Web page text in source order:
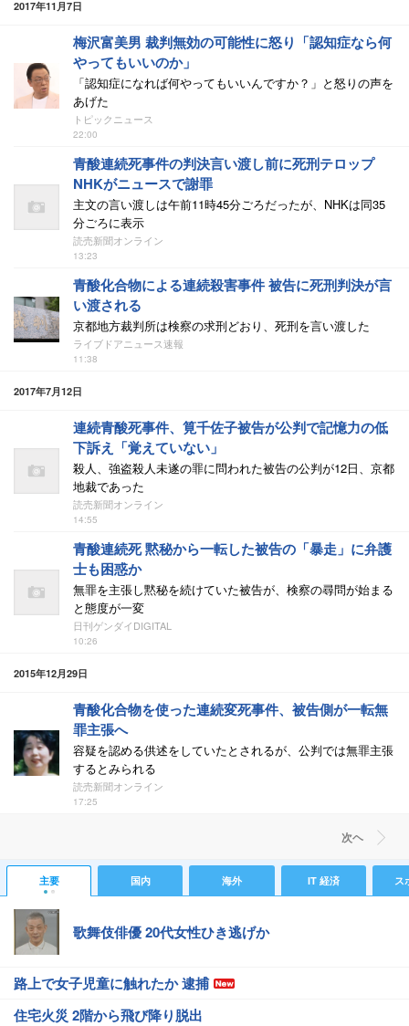
2017年11月7日
梅沢富美男 裁判無効の可能性に怒り「認知症なら何
やってもいいのか」
「認知症になれば何やってもいいんですか？」と怒りの声を
あげた
トピックニュース
22:00
青酸連続死事件の判決言い渡し前に死刑テロップ
NHKがニュースで謝罪
主文の言い渡しは午前11時45分ごろだったが、NHKは同35
分ごろに表示
読売新聞オンライン
13:23
青酸化合物による連続殺害事件 被告に死刑判決が言
い渡される
京都地方裁判所は検察の求刑どおり、死刑を言い渡した
ライブドアニュース速報
11:38
2017年7月12日
連続青酸死事件、筧千佐子被告が公判で記憶力の低
下訴え「覚えていない」
殺人、強盗殺人未遂の罪に問われた被告の公判が12日、京都
地裁であった
読売新聞オンライン
14:55
青酸連続死 黙秘から一転した被告の「暴走」に弁護
士も困惑か
無罪を主張し黙秘を続けていた被告が、検察の尋問が始まる
と態度が一変
日刊ゲンダイDIGITAL
10:26
2015年12月29日
青酸化合物を使った連続変死事件、被告側が一転無
罪主張へ
容疑を認める供述をしていたとされるが、公判では無罪主張
するとみられる
読売新聞オンライン
17:25
次ヘ
主要 国内 海外 IT 経済 ス
歌舞伎俳優 20代女性ひき逃げか
路上で女子児童に触れたか 逮捕
住宅火災 2階から飛び降り脱出